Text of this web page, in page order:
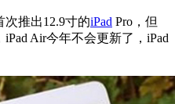
推出12.9寸的iPad Pro，但
Air今年不会更新了，iPad